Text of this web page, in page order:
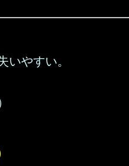
いやすい。